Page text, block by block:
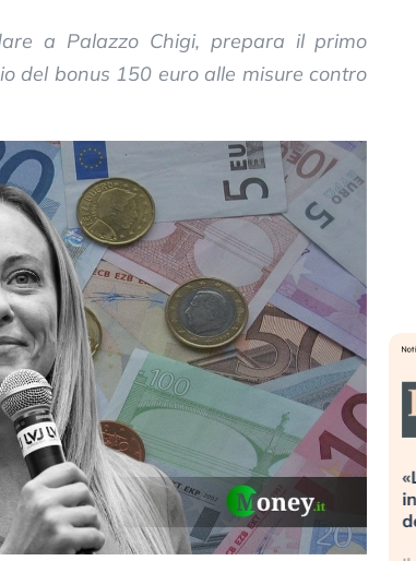
a Palazzo Chigi, prepara il primo
del bonus 150 euro alle misure contro
«La mia vita è rovinata». Investitori
in preda al panico dopo lo scoppio
della bolla AI